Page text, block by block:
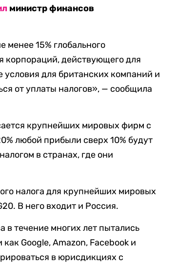
министр финансов
менее 15% глобального
корпораций, действующего для
условия для британских компаний и
от уплаты налогов», — сообщила
крупнейших мировых фирм с
любой прибыли сверх 10% будут
в странах, где они
налога для крупнейших мировых
В него входит и Россия.
течение многих лет пытались
Google, Amazon, Facebook и
в юрисдикциях с